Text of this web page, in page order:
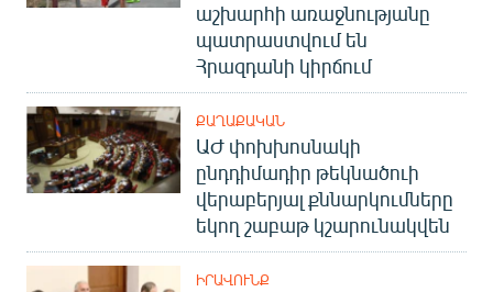
աշխարհի առաջնությանը
պատրաստվում են
Հրազդանի կիրճում
ՔԱՂԱՔԱԿԱՆ
ԱԺ փոխխոսնակի
ընդդիմադիր թեկնածուի
վերաբերյալ քննարկումները
եկող շաբաթ կշարունակվեն
ԻՐԱՎՈՒՆՔ